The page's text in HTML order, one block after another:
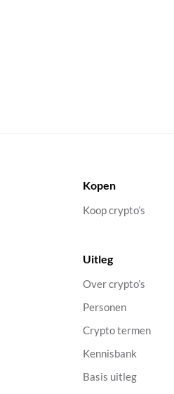
Kopen
Koop crypto’s
Uitleg
Over crypto’s
Personen
Crypto termen
Kennisbank
Basis uitleg